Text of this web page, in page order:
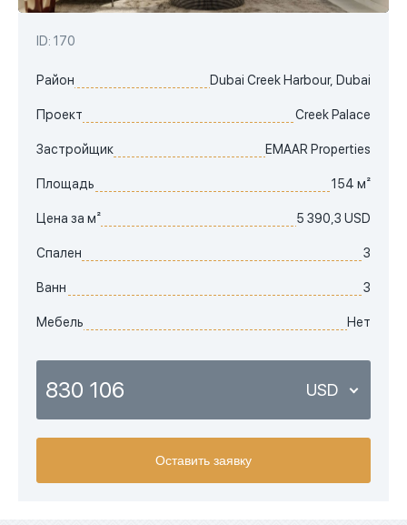
ID: 170
Район Dubai Creek Harbour, Dubai
Проект Creek Palace
Застройщик EMAAR Properties
Площадь 154 м²
Цена за м² 5 390,3 USD
Спален 3
Ванн 3
Мебель Нет
830 106 USD
Оставить заявку